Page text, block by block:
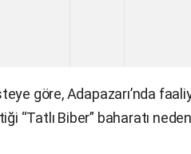
göre, Adapazarı’nda
“Tatlı Biber” baharatı